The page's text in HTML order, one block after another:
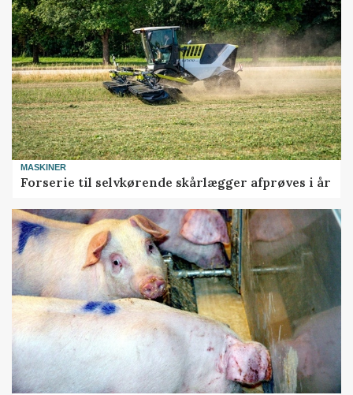
MASKINER
Forserie til selvkørende skårlægger afprøves i år